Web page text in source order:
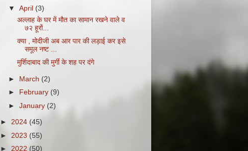
▼April (3)
अल्लाह के घर में मौत का सामान रखने वाले व
७२ हूरों...
क्या , मोदीजी अब आर पार की लड़ाई कर इसे
समूल नष्ट ...
मुर्शिदाबाद की मुर्गी के शह पर दंगे
► March (2)
►
February (9)
►January (2)
► 2024 (45)
► 2023 (55)
► 2022 (50)